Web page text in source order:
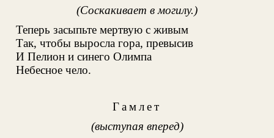
(Соскакивает в могилу.)
Теперь засыпьте мертвую с живым
Так, чтобы выросла гора, превысив
И Пелион и синего Олимпа
Небесное чело.
Гамлет
(выступая вперед)